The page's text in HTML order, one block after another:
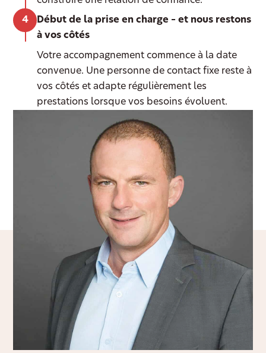
Début de la prise en charge – et nous restons
à vos côtés
Votre accompagnement commence à la date
convenue. Une personne de contact fixe reste à
vos côtés et adapte régulièrement les
prestations lorsque vos besoins évoluent.